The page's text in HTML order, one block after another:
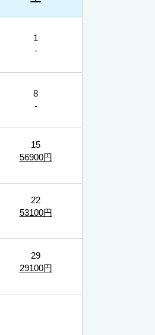
1
-
8
-
15
56900円
22
53100円
29
29100円